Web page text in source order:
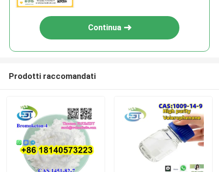
Continua
Prodotti raccomandati